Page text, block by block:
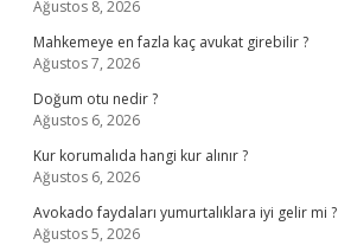
Ağustos 8, 2026
Mahkemeye en fazla kaç avukat girebilir ?
Ağustos 7, 2026
Doğum otu nedir ?
Ağustos 6, 2026
Kur korumalıda hangi kur alınır ?
Ağustos 6, 2026
Avokado faydaları yumurtalıklara iyi gelir mi ?
Ağustos 5, 2026